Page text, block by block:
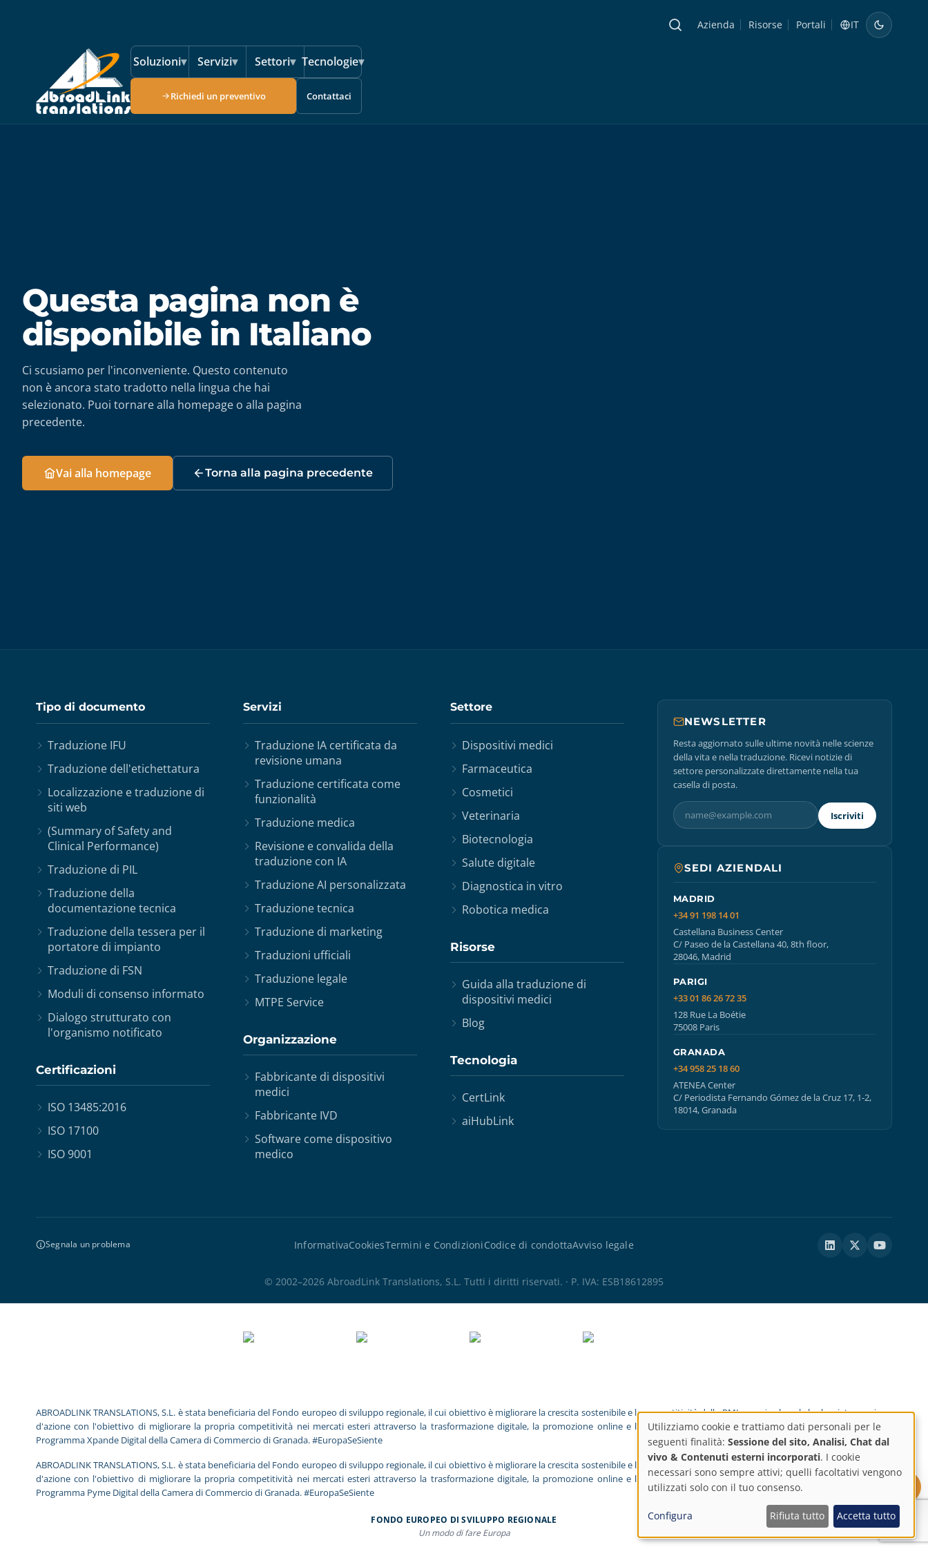
Azienda Risorse Portali IT
Soluzioni▾ Servizi▾ Settori▾ Tecnologie▾
Richiedi un preventivo Contattaci
Questa pagina non è
disponibile in Italiano
Ci scusiamo per l'inconveniente. Questo contenuto
non è ancora stato tradotto nella lingua che hai
selezionato. Puoi tornare alla homepage o alla pagina
precedente.
Vai alla homepage Torna alla pagina precedente
Tipo di documento
Traduzione IFU
Traduzione dell'etichettatura
Localizzazione e traduzione di
siti web
(Summary of Safety and
Clinical Performance)
Traduzione di PIL
Traduzione della
documentazione tecnica
Traduzione della tessera per il
portatore di impianto
Traduzione di FSN
Moduli di consenso informato
Dialogo strutturato con
l'organismo notificato
Certificazioni
ISO 13485:2016
ISO 17100
ISO 9001
Servizi
Traduzione IA certificata da
revisione umana
Traduzione certificata come
funzionalità
Traduzione medica
Revisione e convalida della
traduzione con IA
Traduzione AI personalizzata
Traduzione tecnica
Traduzione di marketing
Traduzioni ufficiali
Traduzione legale
MTPE Service
Organizzazione
Fabbricante di dispositivi
medici
Fabbricante IVD
Software come dispositivo
medico
Settore
Dispositivi medici
Farmaceutica
Cosmetici
Veterinaria
Biotecnologia
Salute digitale
Diagnostica in vitro
Robotica medica
Risorse
Guida alla traduzione di
dispositivi medici
Blog
Tecnologia
CertLink
aiHubLink
NEWSLETTER
Resta aggiornato sulle ultime novità nelle scienze
della vita e nella traduzione. Ricevi notizie di
settore personalizzate direttamente nella tua
casella di posta.
Iscriviti
SEDI AZIENDALI
MADRID
+34 91 198 14 01
Castellana Business Center
C/ Paseo de la Castellana 40, 8th floor,
28046, Madrid
PARIGI
+33 01 86 26 72 35
128 Rue La Boétie
75008 Paris
GRANADA
+34 958 25 18 60
ATENEA Center
C/ Periodista Fernando Gómez de la Cruz 17, 1-2,
18014, Granada
Segnala un problema InformativaCookiesTermini e CondizioniCodice di condottaAvviso legale
© 2002–2026 AbroadLink Translations, S.L. Tutti i diritti riservati. · P. IVA: ESB18612895
ABROADLINK TRANSLATIONS, S.L. è stata beneficiaria del Fondo europeo di sviluppo regionale, il cui obiettivo è migliorare la crescita sostenibile e la competitività delle PMI e grazie al quale ha lanciato un piano
d'azione con l'obiettivo di migliorare la propria competitività nei mercati esteri attraverso la trasformazione digitale, la promozione online e l'e-commerce nel 2025. A tal fine, ha ricevuto il sostegno del
Programma Xpande Digital della Camera di Commercio di Granada. #EuropaSeSiente
ABROADLINK TRANSLATIONS, S.L. è stata beneficiaria del Fondo europeo di sviluppo regionale, il cui obiettivo è migliorare la crescita sostenibile e la competitività delle PMI e grazie al quale ha lanciato un piano
d'azione con l'obiettivo di migliorare la propria competitività nei mercati esteri attraverso la trasformazione digitale, la promozione online e l'e-commerce nel 2025. A tal fine, ha ricevuto il sostegno del
Programma Pyme Digital della Camera di Commercio di Granada. #EuropaSeSiente
FONDO EUROPEO DI SVILUPPO REGIONALE
Un modo di fare Europa
Richiedi un preventivo
Impostazioni
sulla
privacy
Utilizziamo cookie e trattiamo dati personali per le
seguenti finalità: Sessione del sito, Analisi, Chat dal
vivo & Contenuti esterni incorporati. I cookie
necessari sono sempre attivi; quelli facoltativi vengono
utilizzati solo con il tuo consenso.
Configura Rifiuta tutto Accetta tutto